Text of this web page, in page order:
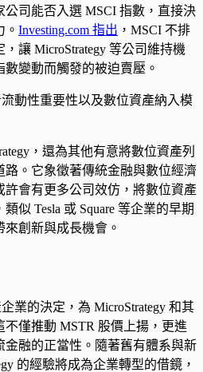
司能否入選 MSCI 指數，直接決
Investing.com 指出 ，MSCI 不排
讓 MicroStrategy 等公司維持機
變動而觸發的被迫賣壓。
，還為其他有意將數位資產列
路。它象徵著傳統金融與數位經濟
許會有更多公司效仿，將數位資產
似 Tesla 或 Square 等企業的早期
創新與成長機會。
業的決定，為 MicroStrategy 和其
不僅推動 MSTR 股價上揚，更進
融的正當性。隨著舊有體系與新
的經驗將成為企業轉型的借鏡，